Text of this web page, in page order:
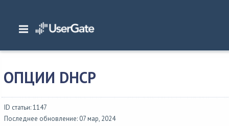
Главная/ Документация/NGFW
/
ОПЦИИ DHCP
ID статьи: 1147
Последнее обновление: 07 мар, 2024